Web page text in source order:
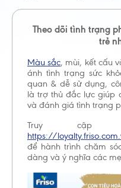
Theo dõi tình trạng
trẻ
Màu sắc, mùi, kết cấu
ánh tình trạng sức
quan & dễ sử dụng,
là trợ thủ đắc lực giúp
và đánh giá tình trạng
Truy cập
https://
để hành trình chăm
dàng và ý nghĩa các